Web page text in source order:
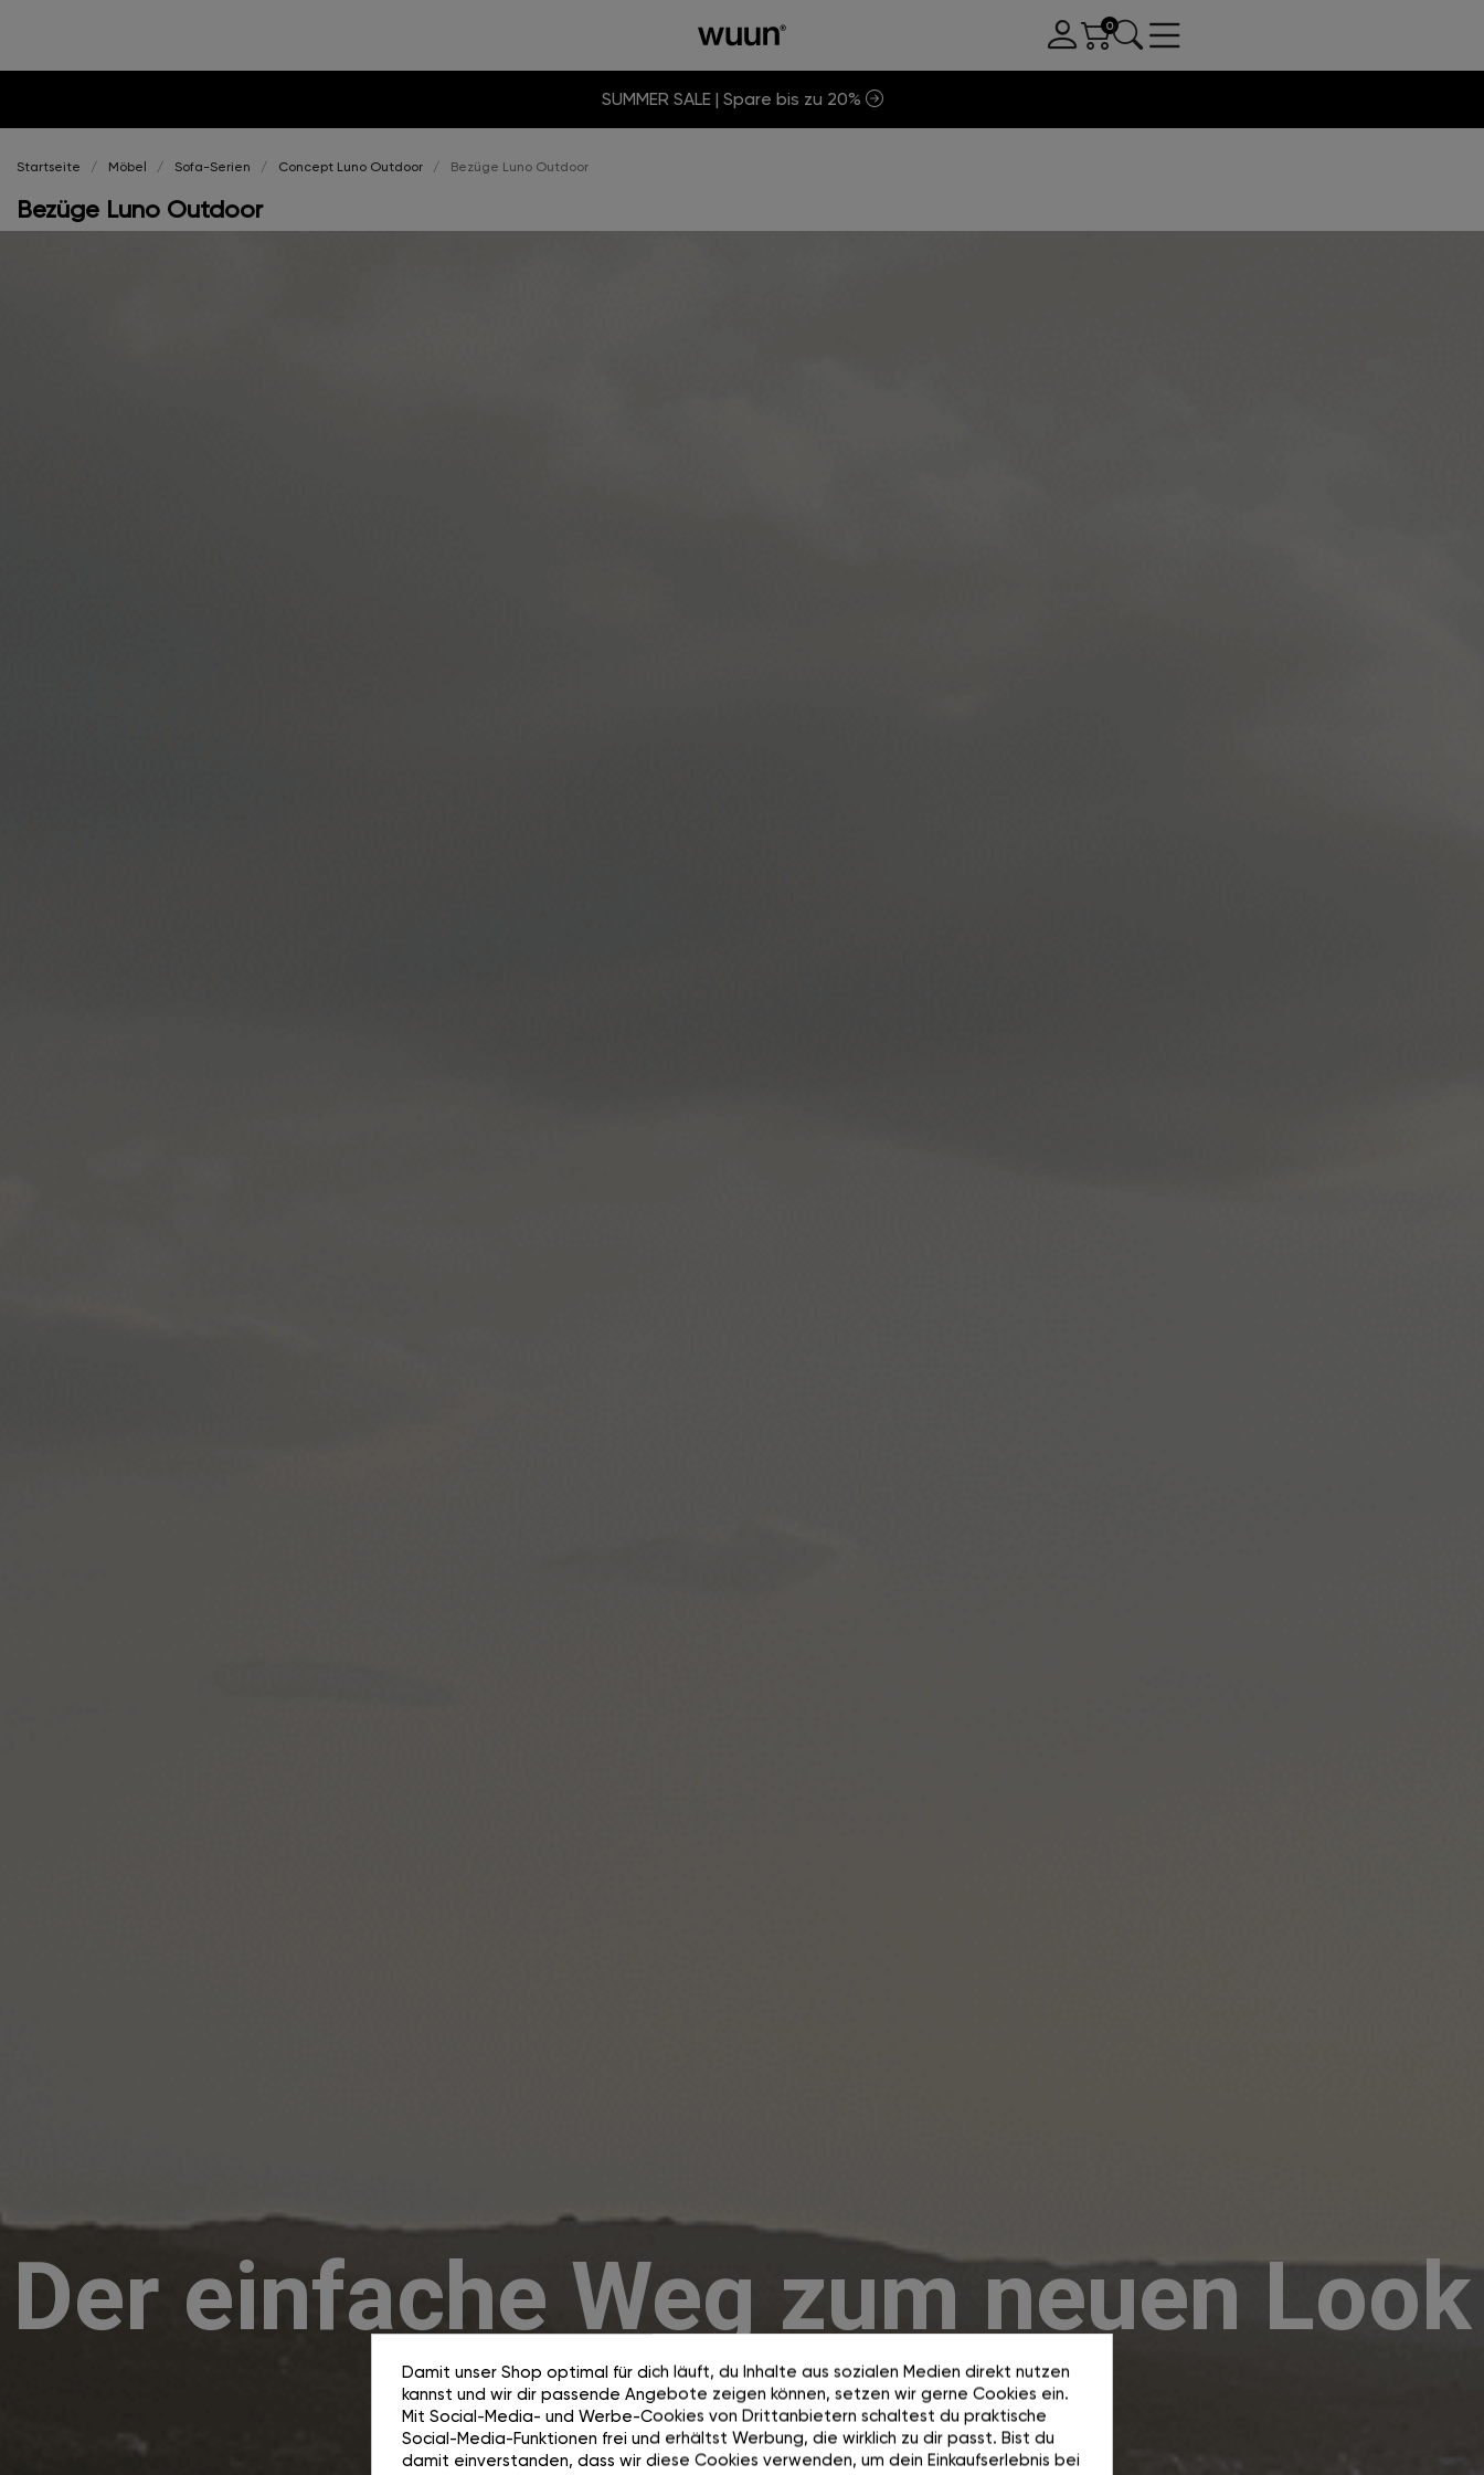
SUMMER SALE | Spare bis zu 20%
Startseite Möbel Sofa-Serien Concept Luno Outdoor Bezüge Luno Outdoor
Bezüge Luno Outdoor
Der einfache Weg zum neuen Look
Damit unser Shop optimal für dich läuft, du Inhalte aus sozialen Medien direkt nutzen
kannst und wir dir passende Angebote zeigen können, setzen wir gerne Cookies ein.
Mit Social-Media- und Werbe-Cookies von Drittanbietern schaltest du praktische
Social-Media-Funktionen frei und erhältst Werbung, die wirklich zu dir passt. Bist du
damit einverstanden, dass wir diese Cookies verwenden, um dein Einkaufserlebnis bei